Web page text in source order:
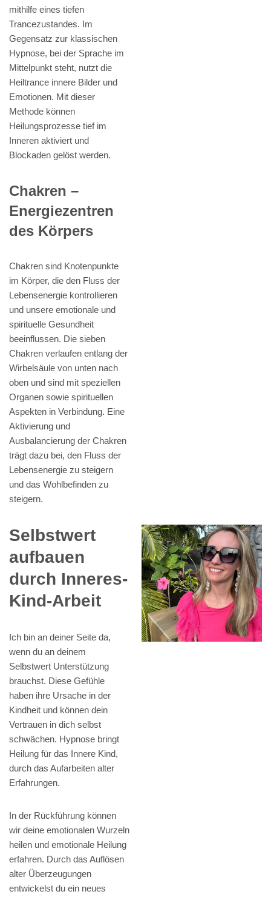
mithilfe eines tiefen
Trancezustandes. Im
Gegensatz zur klassischen
Hypnose, bei der Sprache im
Mittelpunkt steht, nutzt die
Heiltrance innere Bilder und
Emotionen. Mit dieser
Methode können
Heilungsprozesse tief im
Inneren aktiviert und
Blockaden gelöst werden.
Chakren –
Energiezentren
des Körpers
Chakren sind Knotenpunkte
im Körper, die den Fluss der
Lebensenergie kontrollieren
und unsere emotionale und
spirituelle Gesundheit
beeinflussen. Die sieben
Chakren verlaufen entlang der
Wirbelsäule von unten nach
oben und sind mit speziellen
Organen sowie spirituellen
Aspekten in Verbindung. Eine
Aktivierung und
Ausbalancierung der Chakren
trägt dazu bei, den Fluss der
Lebensenergie zu steigern
und das Wohlbefinden zu
steigern.
Selbstwert
aufbauen
durch Inneres-
Kind-Arbeit
Ich bin an deiner Seite da,
wenn du an deinem
Selbstwert Unterstützung
brauchst. Diese Gefühle
haben ihre Ursache in der
Kindheit und können dein
Vertrauen in dich selbst
schwächen. Hypnose bringt
Heilung für das Innere Kind,
durch das Aufarbeiten alter
Erfahrungen.
In der Rückführung können
wir deine emotionalen Wurzeln
heilen und emotionale Heilung
erfahren. Durch das Auflösen
alter Überzeugungen
entwickelst du ein neues